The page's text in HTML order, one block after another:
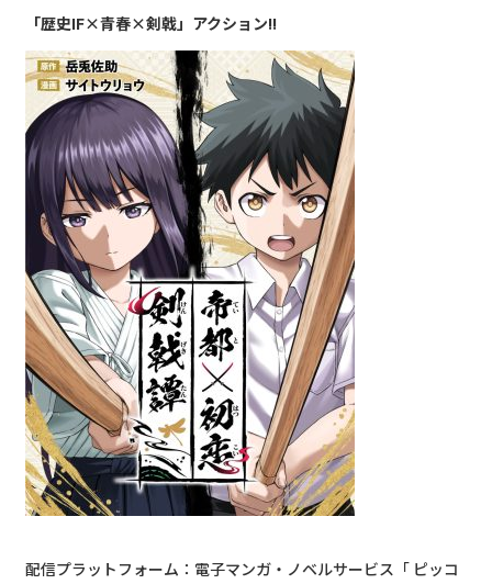
「歴史IF×青春×剣戟」アクション!!
配信プラットフォーム：電子マンガ・ノベルサービス「 ピッコ